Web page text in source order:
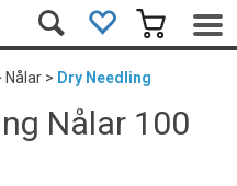
Nålar> Dry Needling
Nålar 100